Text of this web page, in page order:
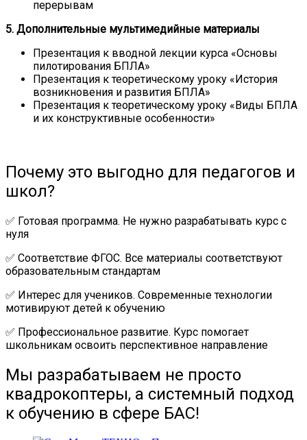
перерывам
5. Дополнительные мультимедийные материалы
Презентация к вводной лекции курса «Основы
пилотирования БПЛА»
Презентация к теоретическому уроку «История
возникновения и развития БПЛА»
Презентация к теоретическому уроку «Виды БПЛА
и их конструктивные особенности»
Почему это выгодно для педагогов и
школ?
✅ Готовая программа. Не нужно разрабатывать курс с
нуля
✅ Соответствие ФГОС. Все материалы соответствуют
образовательным стандартам
✅ Интерес для учеников. Современные технологии
мотивируют детей к обучению
✅ Профессиональное развитие. Курс помогает
школьникам освоить перспективное направление
Мы разрабатываем не просто
квадрокоптеры, а системный подход
к обучению в сфере БАС!